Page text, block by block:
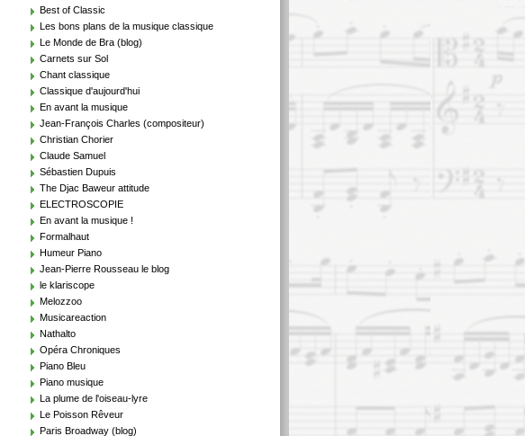
Best of Classic
Les bons plans de la musique classique
Le Monde de Bra (blog)
Carnets sur Sol
Chant classique
Classique d'aujourd'hui
En avant la musique
Jean-François Charles (compositeur)
Christian Chorier
Claude Samuel
Sébastien Dupuis
The Djac Baweur attitude
ELECTROSCOPIE
En avant la musique !
Formalhaut
Humeur Piano
Jean-Pierre Rousseau le blog
le klariscope
Melozzoo
Musicareaction
Nathalto
Opéra Chroniques
Piano Bleu
Piano musique
La plume de l'oiseau-lyre
Le Poisson Rêveur
Paris Broadway (blog)